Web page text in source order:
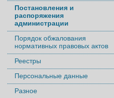
Постановления и
распоряжения
администрации
Порядок обжалования
нормативных правовых актов
Реестры
Персональные данные
Разное